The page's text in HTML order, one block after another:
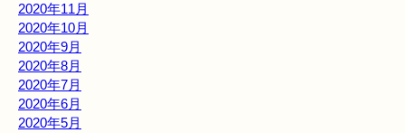
2020年11月
2020年10月
2020年9月
2020年8月
2020年7月
2020年6月
2020年5月